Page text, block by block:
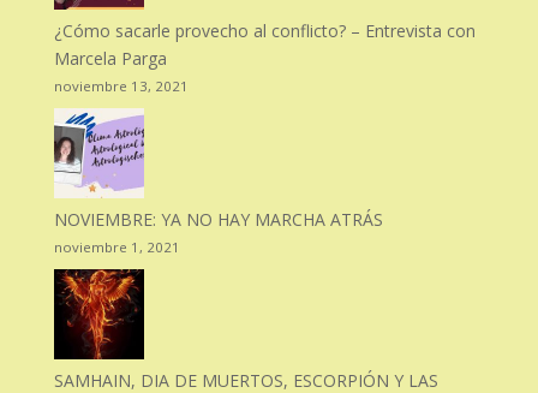
¿Cómo sacarle provecho al conflicto? – Entrevista con
Marcela Parga
noviembre 13, 2021
NOVIEMBRE: YA NO HAY MARCHA ATRÁS
noviembre 1, 2021
SAMHAIN, DIA DE MUERTOS, ESCORPIÓN Y LAS